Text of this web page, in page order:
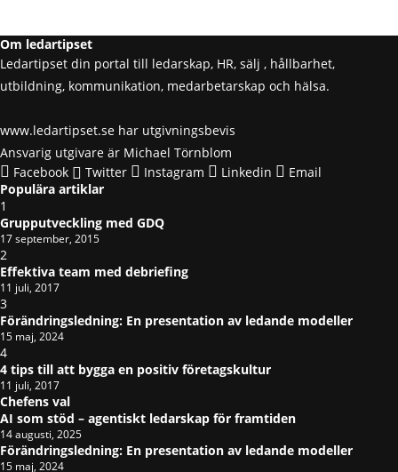
Om ledartipset
Ledartipset din portal till ledarskap, HR, sälj , hållbarhet,
utbildning, kommunikation, medarbetarskap och hälsa.
www.ledartipset.se har utgivningsbevis
Ansvarig utgivare är Michael Törnblom
Facebook
Twitter Instagram Linkedin
Email
Populära artiklar
1
Grupputveckling med GDQ
17 september, 2015
2
Effektiva team med debriefing
11 juli, 2017
3
Förändringsledning: En presentation av ledande modeller
15 maj, 2024
4
4 tips till att bygga en positiv företagskultur
11 juli, 2017
Chefens val
AI som stöd – agentiskt ledarskap för framtiden
14 augusti, 2025
Förändringsledning: En presentation av ledande modeller
15 maj, 2024